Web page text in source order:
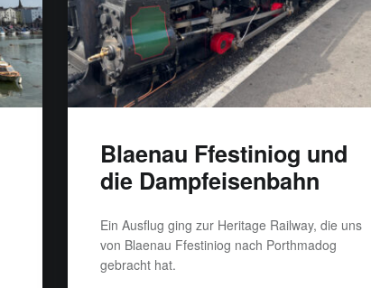
Blaenau Ffestiniog und
die Dampfeisenbahn
Ein Ausflug ging zur Heritage Railway, die uns
von Blaenau Ffestiniog nach Porthmadog
gebracht hat.